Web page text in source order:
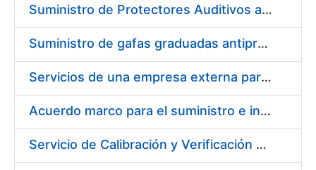
Suministro de Protectores Auditivos a medida para las personas trabajadoras de los Centros de Trabajo de Madrid y Burgos
Suministro de gafas graduadas antiproyecciones para los trabajadores de la FNMT-RCM en los centros de trabajo de Madrid y Burgos
Servicios de una empresa externa para el asesoramiento y resolución de los recursos de alzada que se presentan relacionados con procesos de selección para la FNMT-RCM
Acuerdo marco para el suministro e instalación de persianas, estores y otros complementos
Servicio de Calibración y Verificación Externa de los Equipos de Medición del Servicio de Prevención de la FNMT-RCM